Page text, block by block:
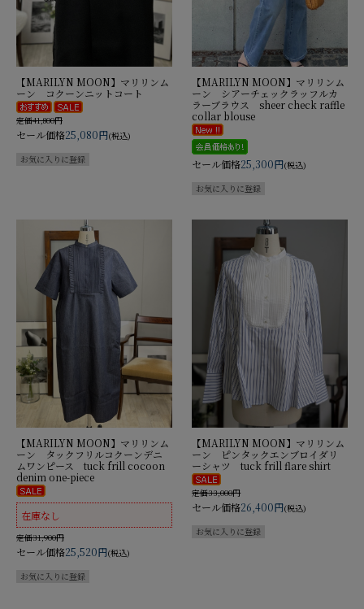
【MARILYN MOON】マリリンム
ーン コクーンニットコート
定価41,800円
セール価格25,080円(税込)
【MARILYN MOON】マリリンム
ーン シアーチェックラッフルカ
ラーブラウス sheer check raffle
collar blouse
セール価格25,300円(税込)
【MARILYN MOON】マリリンム
ーン タックフリルコクーンデニ
ムワンピース tuck frill cocoon
denim one-piece
在庫なし
定価31,900円
セール価格25,520円(税込)
【MARILYN MOON】マリリンム
ーン ピンタックエンブロイダリ
ーシャツ tuck frill flare shirt
定価33,000円
セール価格26,400円(税込)